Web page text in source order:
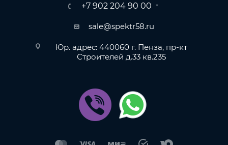
+7 902 204 90 00
sale@spektr58.ru
Юр. адрес: 440060 г. Пенза, пр-кт
Строителей д.33 кв.235